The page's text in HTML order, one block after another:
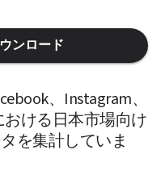
ンロード
、Instagram、
おける日本市場向け
を集計していま